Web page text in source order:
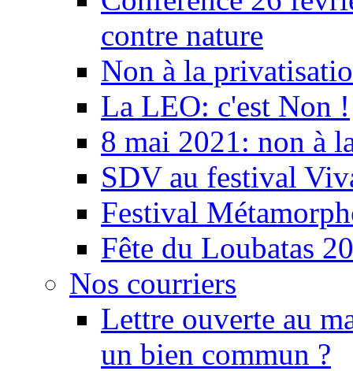
contre nature
Non à la
La LEO: c'est Non !
8 mai 2021: non à
SDV au festival
Festival
Fête du Loubatas
Nos courriers
Lettre ouverte au
un bien commun ?